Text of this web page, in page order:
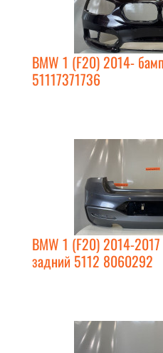
BMW 1 (F20) 2014-
51117371736
BMW 1 (F20) 2014-
задний 5112 8060292